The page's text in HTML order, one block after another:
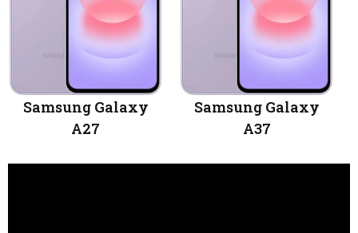
Samsung Galaxy
A27
Samsung Galaxy
A37